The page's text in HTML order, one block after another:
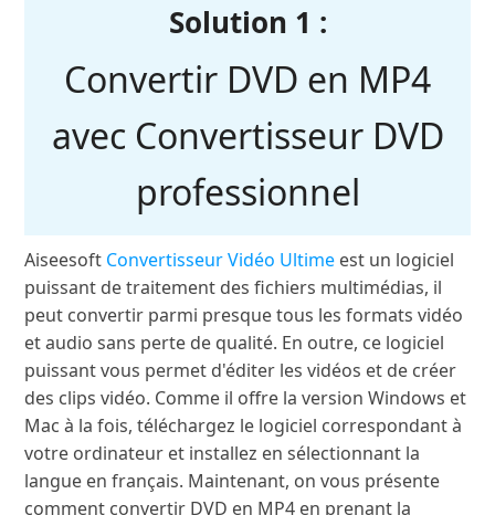
Solution 1 :
Convertir DVD en MP4
avec Convertisseur DVD
professionnel
Aiseesoft Convertisseur Vidéo Ultime est un logiciel
puissant de traitement des fichiers multimédias, il
peut convertir parmi presque tous les formats vidéo
et audio sans perte de qualité. En outre, ce logiciel
puissant vous permet d'éditer les vidéos et de créer
des clips vidéo. Comme il offre la version Windows et
Mac à la fois, téléchargez le logiciel correspondant à
votre ordinateur et installez en sélectionnant la
langue en français. Maintenant, on vous présente
comment convertir DVD en MP4 en prenant la